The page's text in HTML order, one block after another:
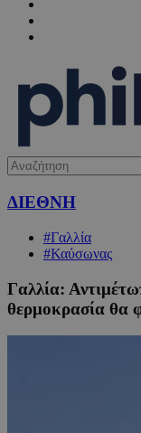
ΔΙΕΘΝΗ
#Γαλλία
#Καύσωνας
Γαλλία:
θερμοκρασία θα